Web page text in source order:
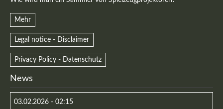
Mehr
Legal notice - Disclaimer
Privacy Policy - Datenschutz
News
03.02.2026 - 02:15